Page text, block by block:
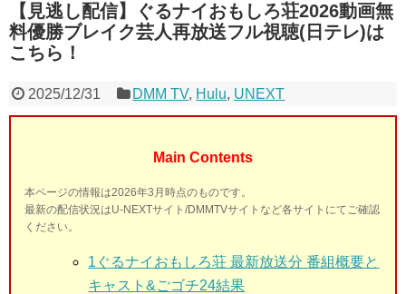
【見逃し配信】ぐるナイおもしろ荘2026動画無
料優勝ブレイク芸人再放送フル視聴(日テレ)は
こちら！
2025/12/31 DMM TV, Hulu, UNEXT
Main Contents
本ページの情報は2026年3月時点のものです。
最新の配信状況はU-NEXTサイト/DMMTVサイトなど各サイトにてご確認
ください。
1ぐるナイおもしろ荘 最新放送分 番組概要と
キャスト&ごゴチ24結果